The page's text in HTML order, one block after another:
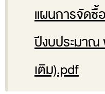
โครงสร้างหน่วยงาน
ภาพรวม
ส่วนภูมิภาค
แผนการจัดซื้
ปีงบประมาณ
เติม).pdf